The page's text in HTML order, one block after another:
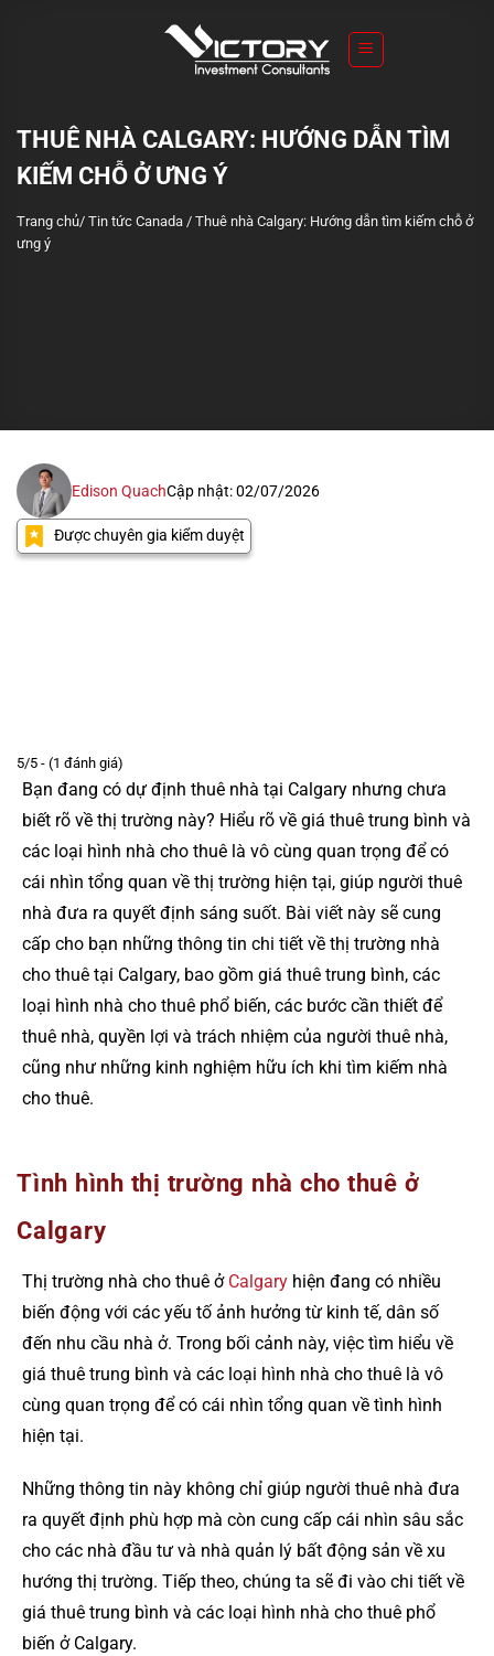
THUÊ NHÀ CALGARY: HƯỚNG DẪN TÌM
KIẾM CHỖ Ở ƯNG Ý
Trang chủ/ Tin tức Canada / Thuê nhà Calgary: Hướng dẫn tìm kiếm chỗ ở
ưng ý
Edison QuachCập nhật: 02/07/2026
Được chuyên gia kiểm duyệt
5/5 - (1 đánh giá)
Bạn đang có dự định thuê nhà tại Calgary nhưng chưa
biết rõ về thị trường này? Hiểu rõ về giá thuê trung bình và
các loại hình nhà cho thuê là vô cùng quan trọng để có
cái nhìn tổng quan về thị trường hiện tại, giúp người thuê
nhà đưa ra quyết định sáng suốt. Bài viết này sẽ cung
cấp cho bạn những thông tin chi tiết về thị trường nhà
cho thuê tại Calgary, bao gồm giá thuê trung bình, các
loại hình nhà cho thuê phổ biến, các bước cần thiết để
thuê nhà, quyền lợi và trách nhiệm của người thuê nhà,
cũng như những kinh nghiệm hữu ích khi tìm kiếm nhà
cho thuê.
Tình hình thị trường nhà cho thuê ở
Calgary
Thị trường nhà cho thuê ở Calgary hiện đang có nhiều
biến động với các yếu tố ảnh hưởng từ kinh tế, dân số
đến nhu cầu nhà ở. Trong bối cảnh này, việc tìm hiểu về
giá thuê trung bình và các loại hình nhà cho thuê là vô
cùng quan trọng để có cái nhìn tổng quan về tình hình
hiện tại.
Những thông tin này không chỉ giúp người thuê nhà đưa
ra quyết định phù hợp mà còn cung cấp cái nhìn sâu sắc
cho các nhà đầu tư và nhà quản lý bất động sản về xu
hướng thị trường. Tiếp theo, chúng ta sẽ đi vào chi tiết về
giá thuê trung bình và các loại hình nhà cho thuê phổ
biến ở Calgary.